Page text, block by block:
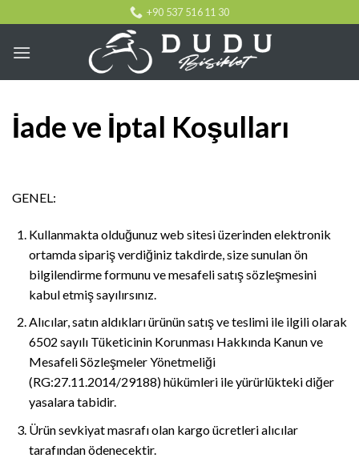
to
content
+90 537 516 11 30
İade ve İptal Koşulları
GENEL:
Kullanmakta olduğunuz web sitesi üzerinden elektronik
ortamda sipariş verdiğiniz takdirde, size sunulan ön
bilgilendirme formunu ve mesafeli satış sözleşmesini
kabul etmiş sayılırsınız.
Alıcılar, satın aldıkları ürünün satış ve teslimi ile ilgili olarak
6502 sayılı Tüketicinin Korunması Hakkında Kanun ve
Mesafeli Sözleşmeler Yönetmeliği
(RG:27.11.2014/29188) hükümleri ile yürürlükteki diğer
yasalara tabidir.
Ürün sevkiyat masrafı olan kargo ücretleri alıcılar
tarafından ödenecektir.